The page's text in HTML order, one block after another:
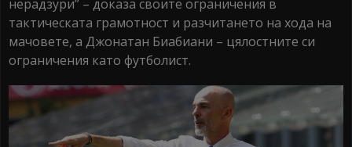
нерадзури” – доказа своите ограничения в
тактическата грамотност и разчитането на хода на
мачовете, а Джонатан Биабиани – цялостните си
ограничения като футболист.